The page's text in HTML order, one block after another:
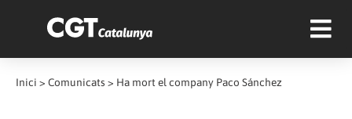
Inici > Comunicats > Ha mort el company Paco Sánchez